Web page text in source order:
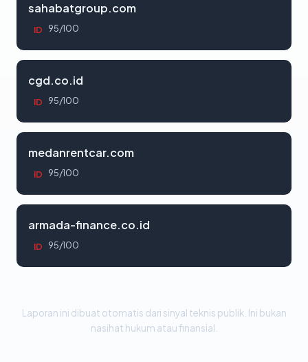
sahabatgroup.com
ID 95/100
cgd.co.id
ID 95/100
medanrentcar.com
ID 95/100
armada-finance.co.id
ID 95/100
Laporan ini dibuat otomatis dari sinyal teknis publik. Ini bukan
nasihat hukum atau finansial.